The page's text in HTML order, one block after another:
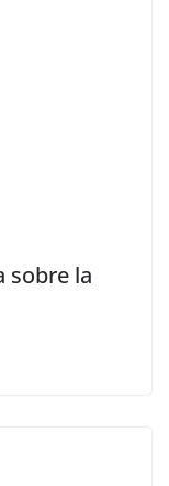
sobre la